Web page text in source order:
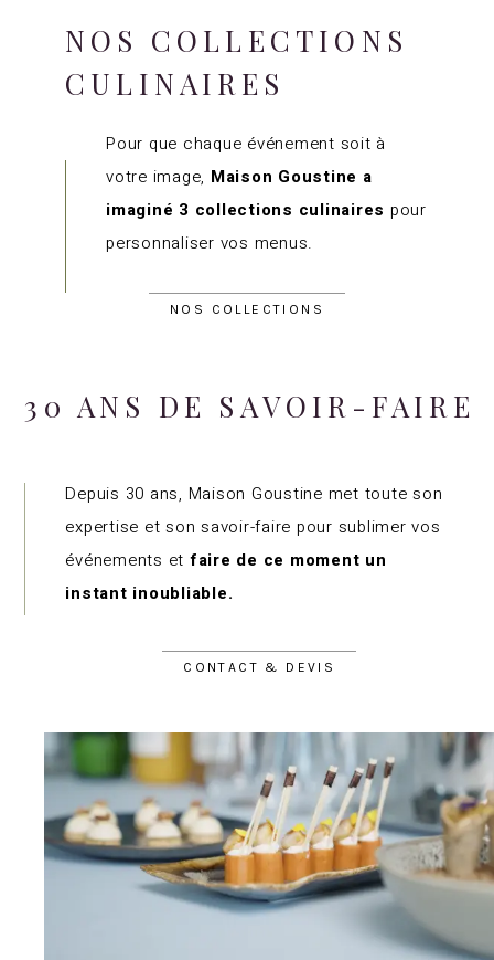
NOS COLLECTIONS
CULINAIRES
Pour que chaque événement soit à
votre image, Maison Goustine a
imaginé 3 collections culinaires pour
personnaliser vos menus.
NOS COLLECTIONS
30 ANS DE SAVOIR-FAIRE
Depuis 30 ans, Maison Goustine met toute son
expertise et son savoir-faire pour sublimer vos
événements et faire de ce moment un
instant inoubliable.
CONTACT & DEVIS